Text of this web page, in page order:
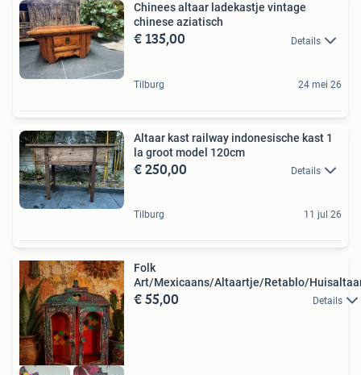
Chinees altaar ladekastje vintage
chinese aziatisch
€ 135,00 Details
Tilburg 24 mei 26
Altaar kast railway indonesische kast 1
la groot model 120cm
€ 250,00 Details
Tilburg 11 jul 26
Folk
Art/Mexicaans/Altaartje/Retablo/
€ 55,00 Details